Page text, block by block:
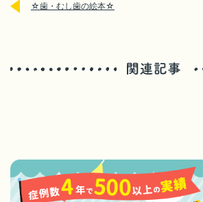
☆歯・むし歯の絵本☆